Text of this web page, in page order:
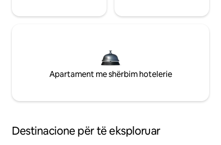
Apartament me shërbim hotelerie
Destinacione për të eksploruar